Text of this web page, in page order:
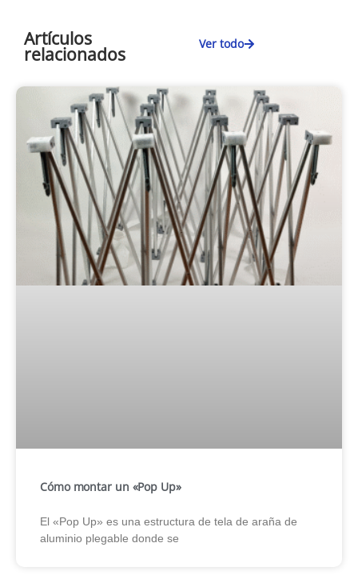
Artículos
relacionados Ver todo
Cómo montar un «Pop Up»
El «Pop Up» es una estructura de tela de araña de
aluminio plegable donde se